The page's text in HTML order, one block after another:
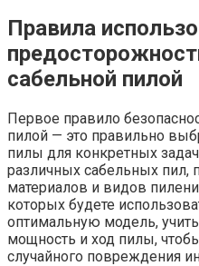
Правила
сабельной пилой
Первое правило
пилой — это правильно
пилы для конкретных
различных сабельных пил,
материалов и видов
которых будете
оптимальную модель,
мощность и ход пилы,
случайного повреждения